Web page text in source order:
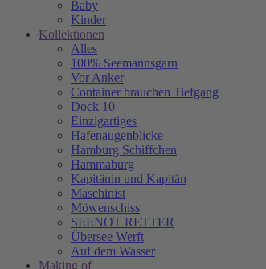
Baby
Kinder
Kollektionen
Alles
100% Seemannsgarn
Vor Anker
Container brauchen Tiefgang
Dock 10
Einzigartiges
Hafenaugen­blicke
Hamburg Schiffchen
Hammaburg
Kapitänin und Kapitän
Maschinist
Möwenschiss
SEENOT RETTER
Übersee Werft
Auf dem Wasser
Making of